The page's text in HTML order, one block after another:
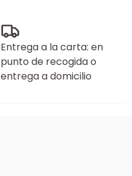
Entrega a la carta: en
punto de recogida o
entrega a domicilio